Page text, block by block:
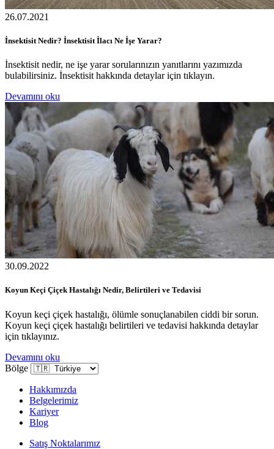
26.07.2021
İnsektisit Nedir? İnsektisit İlacı Ne İşe Yarar?
İnsektisit nedir, ne işe yarar sorularınızın yanıtlarını yazımızda
bulabilirsiniz. İnsektisit hakkında detaylar için tıklayın.
Devamını oku
30.09.2022
Koyun Keçi Çiçek Hastalığı Nedir, Belirtileri ve Tedavisi
Koyun keçi çiçek hastalığı, ölümle sonuçlanabilen ciddi bir sorun.
Koyun keçi çiçek hastalığı belirtileri ve tedavisi hakkında detaylar
için tıklayınız.
Devamını oku
Bölge
Hakkımızda
Belgelerimiz
Kariyer
Blog
Satış Noktalarımız